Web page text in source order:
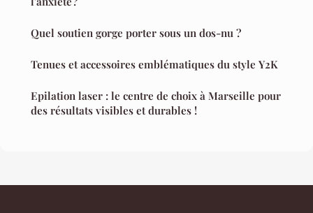
Quel soutien gorge porter sous un dos-nu ?
Tenues et accessoires emblématiques du style Y2K
Epilation laser : le centre de choix à Marseille pour
des résultats visibles et durables !